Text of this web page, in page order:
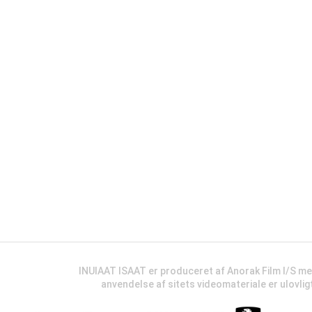
INUIAAT ISAAT er produceret af Anorak Film I/S
anvendelse af sitets videomateriale er